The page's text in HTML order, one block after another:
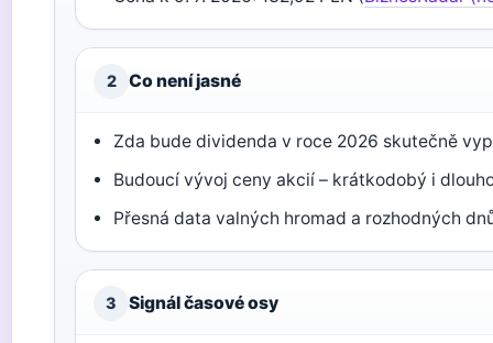
2 Co není jasné
Zda bude dividenda v roce 2026 skutečně
Budoucí vývoj ceny akcií – krátkodobý i
Přesná data valných hromad a rozhodných
3 Signál časové osy